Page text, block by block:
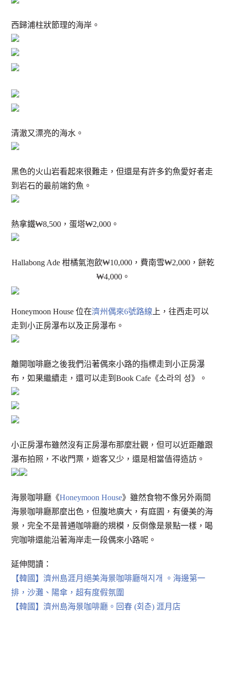
西歸浦柱狀節理的海岸。
清澈又漂亮的海水。
黑色的火山岩看起來很難走，但還是有許多釣魚愛好者走
到岩石的最前端釣魚。
熱拿鐵₩8,500，蛋塔₩2,000。
Hallabong Ade 柑橘氣泡飲₩10,000，費南雪₩2,000，餅乾
₩4,000。
Honeymoon House 位在濟州偶來6號路線 上，往西走可以
走到小正房瀑布以及正房瀑布。
離開咖啡廳之後我們沿著偶來小路的指標走到小正房瀑
布，如果繼續走，還可以走到Book Cafe《소라의 성》。
小正房瀑布雖然沒有正房瀑布那麼壯觀，但可以近距離跟
瀑布拍照，不收門票，遊客又少，還是相當值得造訪。
海景咖啡廳《Honeymoon House》雖然食物不像另外兩間
海景咖啡廳那麼出色，但腹地廣大，有庭園，有優美的海
景，完全不是普通咖啡廳的規模，反倒像是景點一樣，喝
完咖啡還能沿著海岸走一段偶來小路呢。
延伸閱讀：
【韓國】濟州島涯月絕美海景咖啡廳해지개 。海邊第一
排，沙灘、陽傘，超有度假氛圍
【韓國】濟州島海景咖啡廳。回春 (회춘) 涯月店